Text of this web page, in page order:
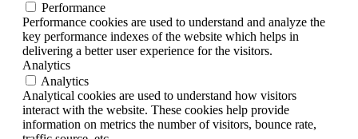
Performance
Performance cookies are used to understand and analyze the
key performance indexes of the website which helps in
delivering a better user experience for the visitors.
Analytics
Analytics
Analytical cookies are used to understand how visitors
interact with the website. These cookies help provide
information on metrics the number of visitors, bounce rate,